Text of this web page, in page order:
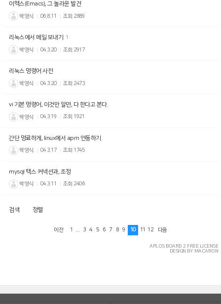
이맥스(Emacs), 그 놀라운 발견
박영식 06.8.11 조회 2889
리눅스에서 메일 보내기 1
박영식 04.3.20 조회 2917
리눅스 명령어 사전
박영식 04.3.20 조회 2473
vi 기본 명령어, 이것만 알면, 다 한다고 본다.
박영식 04.3.19 조회 1921
간단 명료하게, linux에서 apm 연동하기.
박영식 04.3.17 조회 1745
mysql 맥스 커넥션과, 조정
박영식 04.3.11 조회 2406
검색 정렬
이전 1 3 4 5 6 7 8 9 10 11 12 다음
APLOS BOARD 2 FREE LICENSE
DESIGN BY MACARON